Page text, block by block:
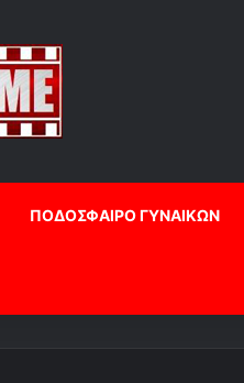
ΠΟΔΟΣΦΑΙΡΟ ΓΥΝΑΙΚΩΝ